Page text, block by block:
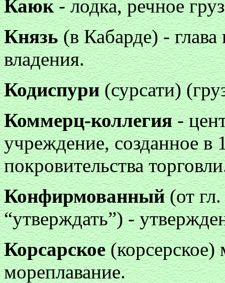
Каюк- лодка, речное
Князь(в Кабарде) - глава
владения.
Кодиспури(сурсати)
Коммерц-коллегия-
учреждение, созданное в
покровительства
Конфирмованный(от гл.
“утверждать”) -
Корсарское(корсерское)
мореплавание.